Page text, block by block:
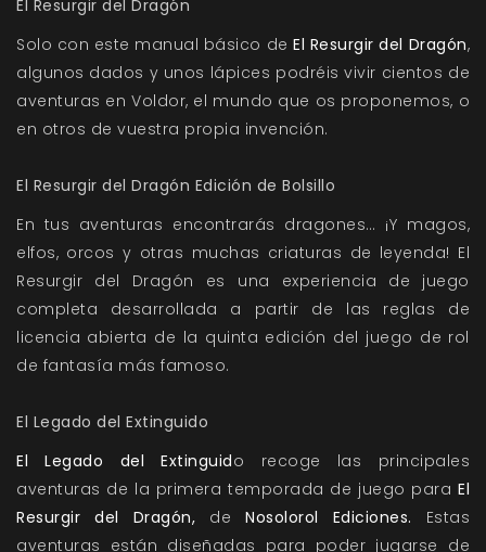
El Resurgir del Dragón
Solo con este manual básico deEl Resurgir del Dragón,
algunos dados y unos lápices podréis vivir cientos de
aventuras en Voldor, el mundo que os proponemos, o
en otros de vuestra propia invención.
El Resurgir del Dragón Edición de Bolsillo
En tus aventuras encontrarás dragones… ¡Y magos,
elfos, orcos y otras muchas criaturas de leyenda! El
Resurgir del Dragón es una experiencia de juego
completa desarrollada a partir de las reglas de
licencia abierta de la quinta edición del juego de rol
de fantasía más famoso.
El Legado del Extinguido
El Legado del Extinguido recoge las principales
aventuras de la primera temporada de juego para El
Resurgir del Dragón, de Nosolorol Ediciones. Estas
aventuras están diseñadas para poder jugarse de